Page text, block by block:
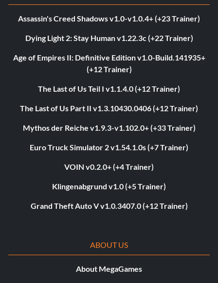
Assassin's Creed Shadows v1.0-v1.0.4+ (+23 Trainer)
Dying Light 2: Stay Human v1.22.3c (+22 Trainer)
Age of Empires II: Definitive Edition v1.0-Build.141935+
(+12 Trainer)
The Last of Us Teil I v1.1.4.0 (+12 Trainer)
The Last of Us Part II v1.3.10430.0406 (+12 Trainer)
Mythos der Reiche v1.9.3-v1.102.0+ (+33 Trainer)
Euro Truck Simulator 2 v1.54.1.0s (+7 Trainer)
VOIN v0.2.0+ (+4 Trainer)
Klingenabgrund v1.0 (+5 Trainer)
Grand Theft Auto V v1.0.3407.0 (+12 Trainer)
ABOUT US
About MegaGames